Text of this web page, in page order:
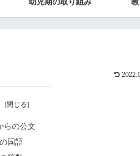
らの公文
国語